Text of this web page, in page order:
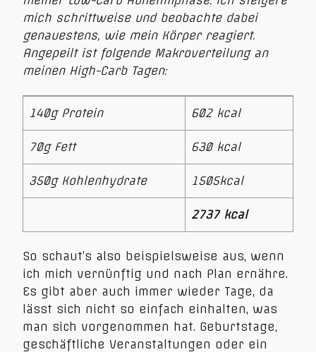
mich schrittweise und beobachte dabei
genauestens, wie mein Körper reagiert.
Angepeilt ist folgende Makroverteilung an
meinen High-Carb Tagen:
140g Protein 602 kcal
70g Fett 630 kcal
350g Kohlenhydrate 1505kcal
2737 kcal
So schaut’s also beispielsweise aus, wenn
ich mich vernünftig und nach Plan ernähre.
Es gibt aber auch immer wieder Tage, da
lässt sich nicht so einfach einhalten, was
man sich vorgenommen hat. Geburtstage,
geschäftliche Veranstaltungen oder ein